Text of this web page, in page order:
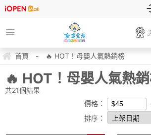
首頁 - 🔥 HOT！母嬰人氣熱銷榜
🔥 HOT！母嬰人氣熱
共21個結果
價格：
排序：